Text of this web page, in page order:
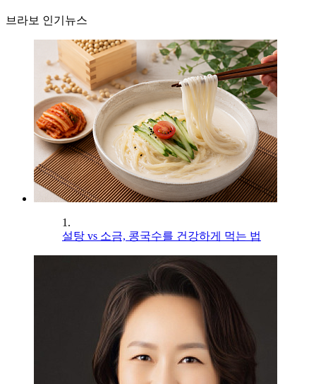
브라보 인기뉴스
1.
설탕 vs 소금, 콩국수를 건강하게 먹는 법